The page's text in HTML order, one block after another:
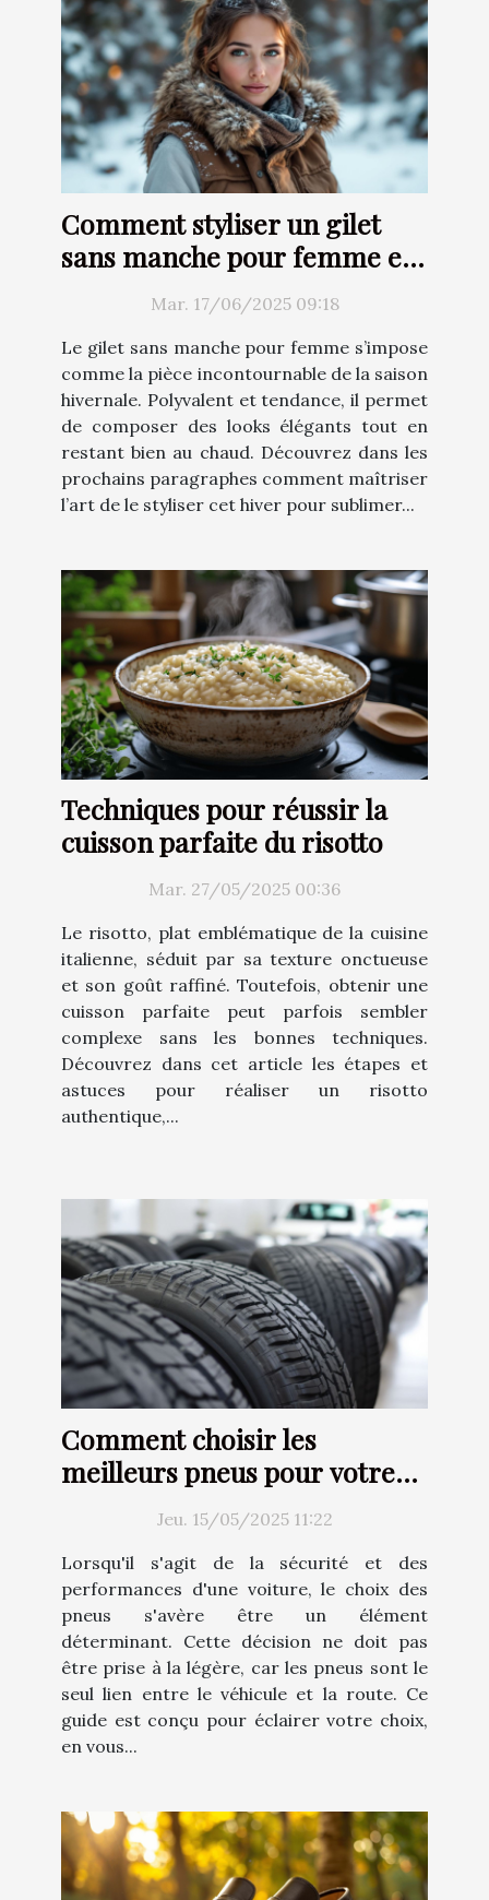
Comment styliser un gilet
sans manche pour femme en
Mar. 17/06/2025 09:18
Le gilet sans manche pour femme s’impose
comme la pièce incontournable de la saison
hivernale. Polyvalent et tendance, il permet
de composer des looks élégants tout en
restant bien au chaud. Découvrez dans les
prochains paragraphes comment maîtriser
l’art de le styliser cet hiver pour sublimer...
Techniques pour réussir la
cuisson parfaite du risotto
Mar. 27/05/2025 00:36
Le risotto, plat emblématique de la cuisine
italienne, séduit par sa texture onctueuse
et son goût raffiné. Toutefois, obtenir une
cuisson parfaite peut parfois sembler
complexe sans les bonnes techniques.
Découvrez dans cet article les étapes et
astuces pour réaliser un risotto
authentique,...
Comment choisir les
meilleurs pneus pour votre
Jeu. 15/05/2025 11:22
Lorsqu'il s'agit de la sécurité et des
performances d'une voiture, le choix des
pneus s'avère être un élément
déterminant. Cette décision ne doit pas
être prise à la légère, car les pneus sont le
seul lien entre le véhicule et la route. Ce
guide est conçu pour éclairer votre choix,
en vous...